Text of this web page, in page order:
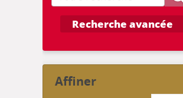
Recherche avancée
affiner